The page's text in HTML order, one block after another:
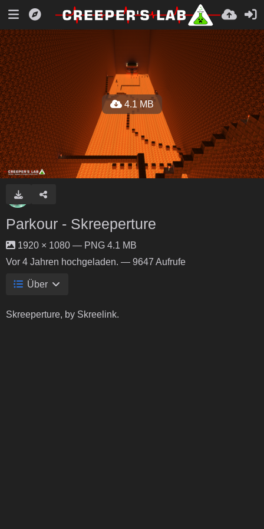
4.1 MB
Parkour - Skreeperture
1920 × 1080 — PNG 4.1 MB
Vor 4 Jahren hochgeladen. — 9647 Aufrufe
Über
Skreeperture, by Skreelink.